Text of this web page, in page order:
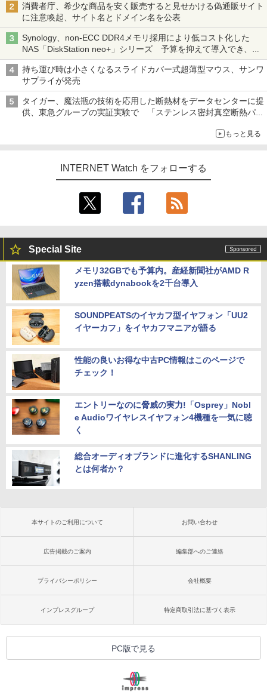
消費者庁、希少な商品を安く販売すると見せかける偽通販サイト
に注意喚起、サイト名とドメイン名を公表
Synology、non-ECC DDR4メモリ採用により低コスト化した
NAS「DiskStation neo+」シリーズ 予算を抑えて導入でき、
ECCメモリへのアップグレードも可能
持ち運び時は小さくなるスライドカバー式超薄型マウス、サンワ
サプライが発売
タイガー、魔法瓶の技術を応用した断熱材をデータセンターに提
供、東急グループの実証実験で 「ステンレス密封真空断熱パネ
もっと見る
INTERNET Watch をフォローする
Special Site
メモリ32GBでも予算内。産経新聞社がAMD R
yzen搭載dynabookを2千台導入
SOUNDPEATSのイヤカフ型イヤフォン「UU2
イヤーカフ」をイヤカフマニアが語る
性能の良いお得な中古PC情報はこのページで
チェック！
エントリーなのに脅威の実力!「Osprey」Nobl
e Audioワイヤレスイヤフォン4機種を一気に聴
く
総合オーディオブランドに進化するSHANLING
とは何者か？
本サイトのご利用について お問い合わせ
広告掲載のご案内 編集部へのご連絡
プライバシーポリシー 会社概要
インプレスグループ 特定商取引法に基づく表示
PC版で見る